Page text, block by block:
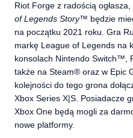
Riot Forge z radością ogłasza,
of Legends Story™ będzie
na początku 2021 roku. Gra
markę League of Legends na
konsolach Nintendo Switch™,
także na Steam® oraz w Epic
kolejności do tego grona
Xbox Series X|S. Posiadacze
Xbox One będą mogli za
nowe platformy.